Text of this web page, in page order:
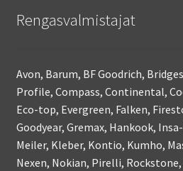
Rengasvalmistajat
Avon, Barum, BF Goodrich,
Profile, Compass, Continental,
Eco-top, Evergreen, Falken,
Goodyear, Gremax, Hankook,
Meiler, Kleber, Kontio, Kumho,
Nexen, Nokian, Pirelli,